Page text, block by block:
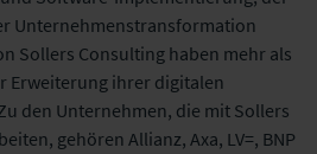
Unternehmenstransformation
Sollers Consulting haben mehr als
Erweiterung ihrer digitalen
den Unternehmen, die mit Sollers
gehören Allianz, Axa, LV=, BNP